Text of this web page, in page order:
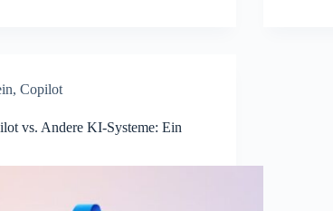
,Copilot
vs. Andere KI-Systeme: Ein